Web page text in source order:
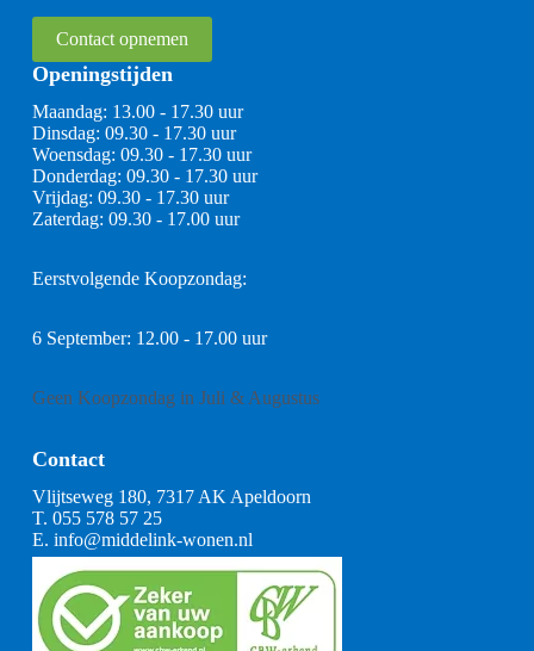
Contact opnemen
Openingstijden
Maandag: 13.00 - 17.30 uur
Dinsdag: 09.30 - 17.30 uur
Woensdag: 09.30 - 17.30 uur
Donderdag: 09.30 - 17.30 uur
Vrijdag: 09.30 - 17.30 uur
Zaterdag: 09.30 - 17.00 uur
Eerstvolgende Koopzondag:
6 September: 12.00 - 17.00 uur
Geen Koopzondag in Juli & Augustus
Contact
Vlijtseweg 180, 7317 AK Apeldoorn
T. 055 578 57 25
E. info@middelink-wonen.nl